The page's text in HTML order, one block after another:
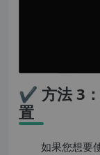
✔ 方法 3：
置
如果您想要